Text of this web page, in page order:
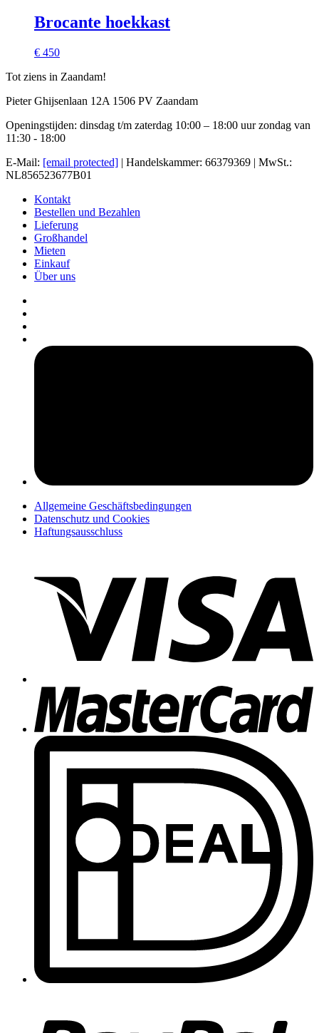
Brocante hoekkast
€ 450
Tot ziens in Zaandam!
Pieter Ghijsenlaan 12A 1506 PV Zaandam
Openingstijden: dinsdag t/m zaterdag 10:00 – 18:00 uur zondag van
11:30 - 18:00
E-Mail: [email protected] | Handelskammer: 66379369 | MwSt.:
NL856523677B01
Kontakt
Bestellen und Bezahlen
Lieferung
Großhandel
Mieten
Einkauf
Über uns
Allgemeine Geschäftsbedingungen
Datenschutz und Cookies
Haftungsausschluss